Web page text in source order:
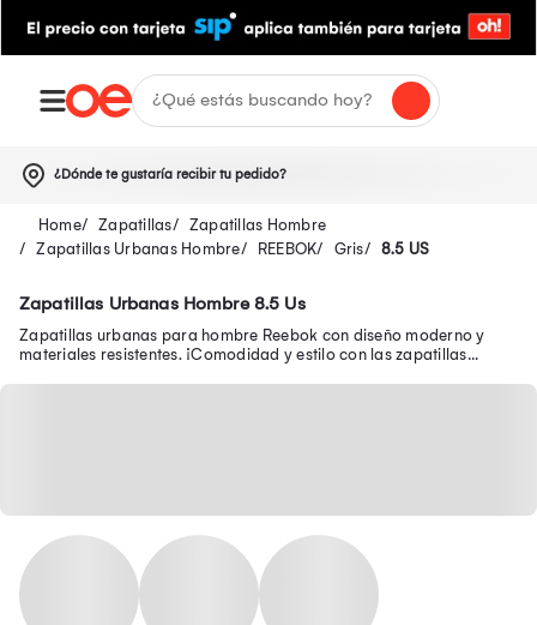
¿Dónde te gustaría recibir tu pedido?
Zapatillas
Zapatillas Hombre
Zapatillas Urbanas Hombre
REEBOK Gris 8.5 US
Zapatillas Urbanas Hombre 8.5 Us
Zapatillas urbanas para hombre Reebok con diseño moderno y
materiales resistentes. ¡Comodidad y estilo con las zapatillas